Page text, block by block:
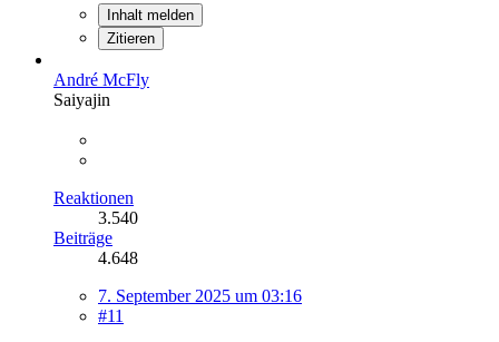
Inhalt melden
Zitieren
André McFly
Saiyajin
Reaktionen
3.540
Beiträge
4.648
7. September 2025 um 03:16
#11